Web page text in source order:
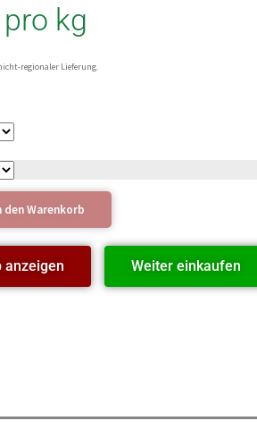
pro kg
regionaler Lieferung.
den Warenkorb
anzeigen Weiter einkaufen